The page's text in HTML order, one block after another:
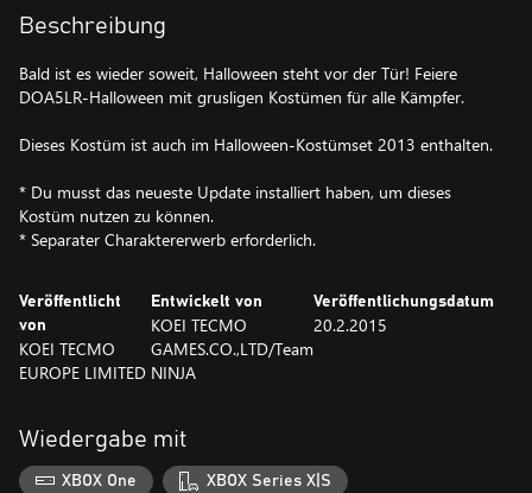
Beschreibung
Bald ist es wieder soweit, Halloween steht vor der Tür! Feiere
DOA5LR-Halloween mit grusligen Kostümen für alle Kämpfer.
Dieses Kostüm ist auch im Halloween-Kostümset 2013 enthalten.
* Du musst das neueste Update installiert haben, um dieses
Kostüm nutzen zu können.
* Separater Charaktererwerb erforderlich.
Veröffentlicht
von
KOEI TECMO
EUROPE LIMITED
Entwickelt von
KOEI TECMO
GAMES.CO.,LTD/Team
NINJA
Veröffentlichungsdatum
20.2.2015
Wiedergabe mit
XBOX One XBOX Series X|S